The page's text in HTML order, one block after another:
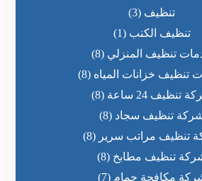
تنظيف (3)
تنظيف الكنب (1)
تنظيف المنزلي (8)
تنظيف خزانات المياه (8)
تنظيف 24 ساعة
(8)
تنظيف سجاد (8)
تنظيف مراتب سرير (8)
تنظيف مطابخ (8)
مكافحة حمام (7)